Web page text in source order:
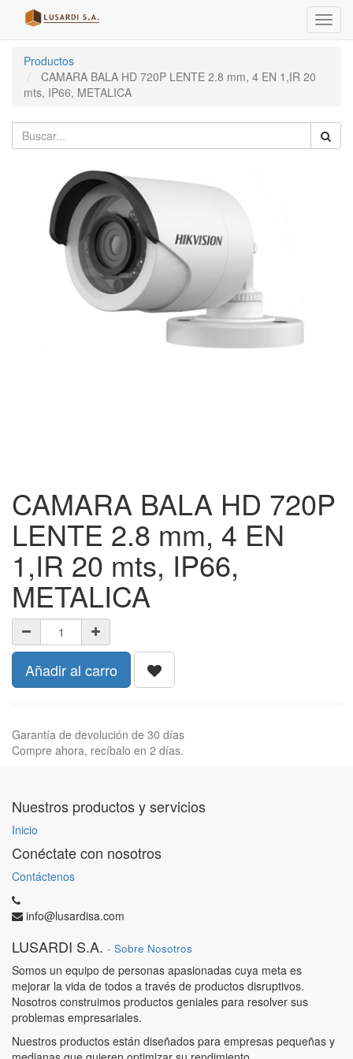
Menú
de
Productos
CAMARA BALA HD 720P LENTE 2.8 mm, 4 EN 1,IR 20
mts, IP66, METALICA
CAMARA BALA HD 720P
LENTE 2.8 mm, 4 EN
1,IR 20 mts, IP66,
METALICA
Añadir al carro
Garantía de devolución de 30 días
Compre ahora, recíbalo en 2 días.
Nuestros productos y servicios
Inicio
Conéctate con nosotros
Contáctenos
info@lusardisa.com
LUSARDI S.A. - Sobre Nosotros
Somos un equipo de personas apasionadas cuya meta es
mejorar la vida de todos a través de productos disruptivos.
Nosotros construimos productos geniales para resolver sus
problemas empresariales.
Nuestros productos están diseñados para empresas pequeñas y